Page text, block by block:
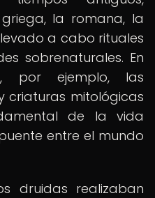
la romana, la
a cabo rituales
sobrenaturales. En
por ejemplo, las
criaturas mitológicas
de la vida
entre el mundo
druidas realizaban